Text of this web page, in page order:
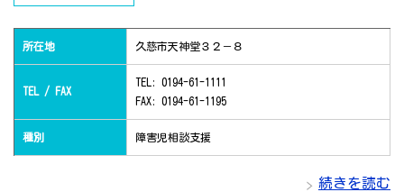
所在地 久慈市天神堂３２－８
TEL / FAX
TEL: 0194-61-1111
FAX: 0194-61-1195
種別 障害児相談支援
続きを読む